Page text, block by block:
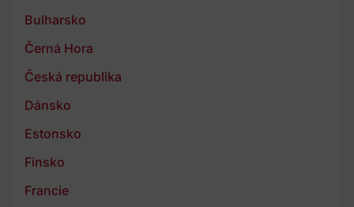
Bulharsko
Černá Hora
Česká republika
Dánsko
Estonsko
Finsko
Francie